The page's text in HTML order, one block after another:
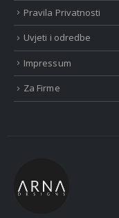
Pravila Privatnosti
Uvjeti i odredbe
Impressum
Za Firme